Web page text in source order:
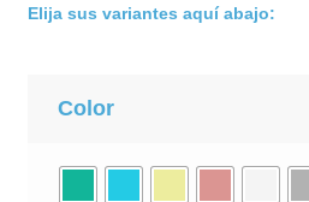
Elija sus variantes aquí abajo:
Color